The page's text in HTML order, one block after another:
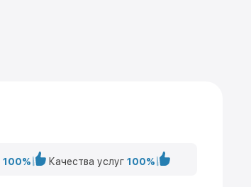
100% Качества услуг 100%